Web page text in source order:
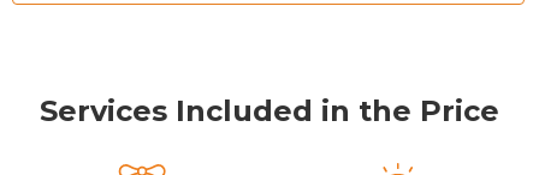
Services Included in the Price